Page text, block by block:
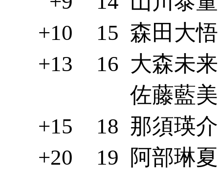
+10
15 森田大
+13
16 大森未
佐藤藍
+15
18 那須瑛
+20
19 阿部琳